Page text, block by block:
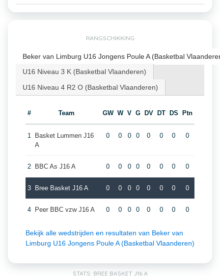
RANGSCHIKKING
Beker van Limburg U16 Jongens Poule A (Basketbal
U16 Niveau 3 K (Basketbal Vlaanderen)
U16 Niveau 4 R2 O (Basketbal Vlaanderen)
# Team GW W V G DV DT DS Ptn
1
Basket Lummen J16
A
0 0 0 0 0 0 0 0
2 BBC As J16 A 0 0 0 0 0 0 0 0
3 Bree Basket J16 A 0 0 0 0 0 0 0 0
4 Peer BBC vzw J16 A 0 0 0 0 0 0 0 0
Bekijk alle wedstrijden en resultaten van Beker van
Limburg U16 Jongens Poule A (Basketbal Vlaanderen)
STATS: BREE BASKET J16 A